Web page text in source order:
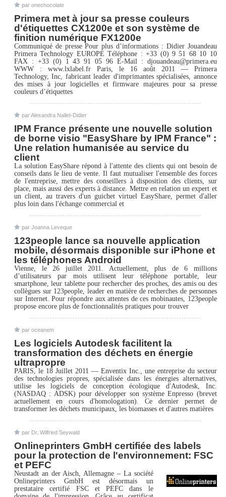
par onechocolate
Primera met à jour sa presse couleurs
d'étiquettes CX1200e et son système de
finition numérique FX1200e
Communiqué de presse Pour plus d’informations : Didier Jouandeau
Primera Technology EUROPE Téléphone : +33 (0) 9 51 68 10 10
FAX : +33 (0) 1 43 91 05 96 E-Mail : djouandeau@primera.eu
WWW : www.lxlabel.fr Paris, le 16 août 2011 — Primera
Technology, Inc, fabricant leader d'imprimantes spécialisées, annonce
des mises à jour logicielles et firmware majeures pour sa presse
couleurs d’étiquettes
par Alexandra Nallet-Didier
IPM France présente une nouvelle solution
de borne visio "EasyShare by IPM France" :
Une relation humanisée au service du
client
La solution EasyShare répond à l'attente des clients qui ont besoin de
conseils dans le lieu de vente. Il faut mutualiser l'ensemble des forces
de l'entreprise, mettre des conseillers à disposition des clients, sur
place, mais aussi des experts à distance. Mettre en relation un expert et
un client, au travers d'un guichet virtuel EasyShare, permet d'aller
plus loin dans l'échange commercial et
par Joanna Leveque
123people lance sa nouvelle application
mobile, désormais disponible sur iPhone et
les téléphones Android
Vienne, le 26 juillet 2011. Actuellement, plus de 6 millions
d’utilisateurs par mois utilisent leur téléphone portable, leur
smartphone, leur tablette pour rechercher des proches, des amis ou des
collègues sur 123people, leader en matière de recherches de personnes
sur Internet. Pour répondre aux attentes de ces mobinautes, 123people
propose encore plus de fonctionnalités pratiques pour trouver
par oceanem
Les logiciels Autodesk facilitent la
transformation des déchets en énergie
ultrapropre
PARIS, le 18 Juillet 2011 — Enventix Inc., une entreprise du secteur
des technologies propres, spécialisée dans les énergies alternatives,
utilise les logiciels de conception écologique d'Autodesk, Inc.
(NASDAQ : ADSK) pour développer son système Enpresso (brevet
actuellement en cours d'homologation). Ce dernier permet de
transformer les déchets municipaux, les biomasses et d'autres matières
par Dr. Wilfried Seywald
Onlineprinters GmbH certifiée des labels
pour la protection de l'environnement: FSC
et PEFC
Neustadt an der Aisch, Allemagne – La société
Onlineprinters GmbH est désormais un
prestataire certifié FSC et PEFC dans le